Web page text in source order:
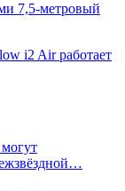
7,5-метровый
i2 Air работает